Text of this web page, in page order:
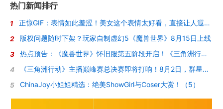
热门新闻排行
1 正惊GIF：表情如此羞涩！美女这个表情太好看，直接让人遐想连篇
2 版权问题随时下架？玩家自制虚幻5《魔兽世界》8月15日上线
3 热点预告：《魔兽世界》怀旧服第五阶段开启！《三角洲行动》开启全新宝藏月摸大红！
4 《三角洲行动》主播巅峰赛总决赛即将打响！8月2日，群星汇聚，新王加冕！
5 ChinaJoy小姐姐精选：绝美ShowGirl与Coser大赏！（5）